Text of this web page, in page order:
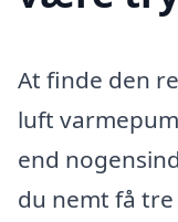
At finde den
luft
end
du nemt få